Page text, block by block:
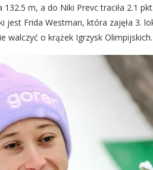
m, a do Niki Prevc traciła 2.1
jest Frida Westman, która zajęła 3.
walczyć o krążek Igrzysk Olimpijskich.